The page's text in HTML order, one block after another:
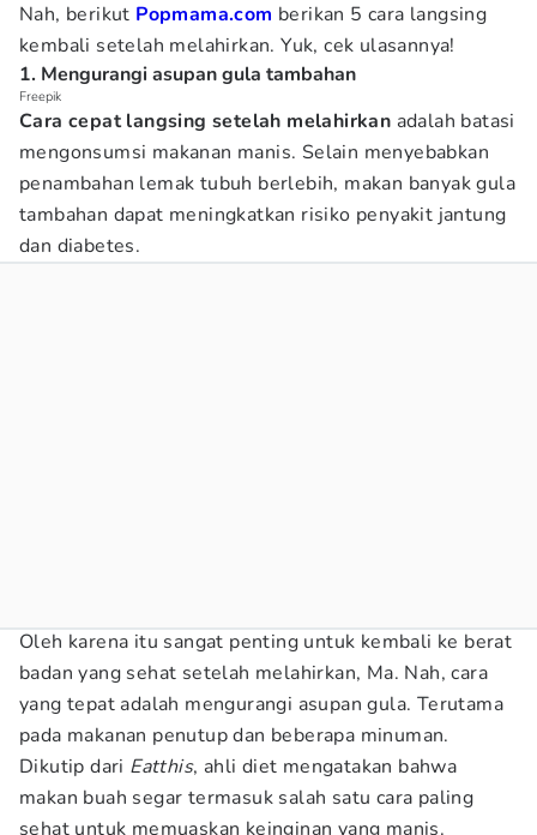
Nah, berikut Popmama.com berikan 5 cara langsing
kembali setelah melahirkan. Yuk, cek ulasannya!
1. Mengurangi asupan gula tambahan
Freepik
Cara cepat langsing setelah melahirkan adalah batasi
mengonsumsi makanan manis. Selain menyebabkan
penambahan lemak tubuh berlebih, makan banyak gula
tambahan dapat meningkatkan risiko penyakit jantung
dan diabetes.
Oleh karena itu sangat penting untuk kembali ke berat
badan yang sehat setelah melahirkan, Ma. Nah, cara
yang tepat adalah mengurangi asupan gula. Terutama
pada makanan penutup dan beberapa minuman.
Dikutip dari Eatthis, ahli diet mengatakan bahwa
makan buah segar termasuk salah satu cara paling
sehat untuk memuaskan keinginan yang manis.